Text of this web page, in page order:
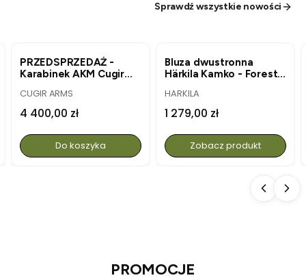
Sprawdź wszystkie nowości
PRZEDSPRZEDAŻ -
Karabinek AKM Cugir
produkcja, pełen
zestaw
PRODUCENT
CUGIR ARMS
Cena
4 400,00 zł
Do koszyka
Bluza dwustronna
Härkila Kamko - Forest
PRODUCENT
HARKILA
Cena
1 279,00 zł
Zobacz produkt
PROMOCJE